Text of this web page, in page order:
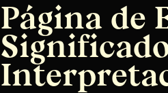
Página de